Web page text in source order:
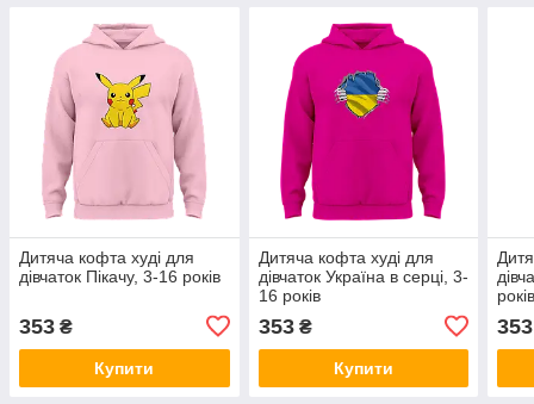
Дитяча кофта худі для
дівчаток Пікачу, 3-16 років
353 ₴
Купити
Дитяча кофта худі для
дівчаток Україна в серці, 3-
16 років
353₴
Купити
353